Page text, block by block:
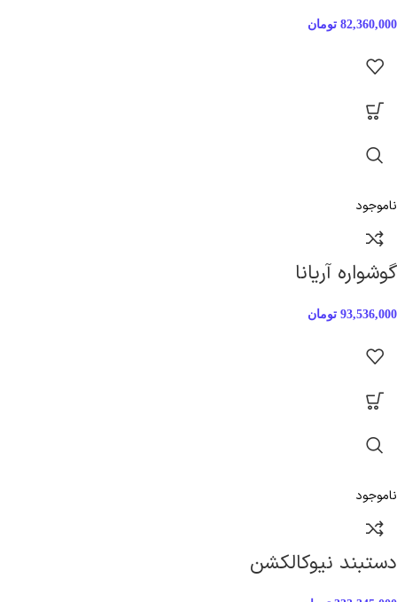
82,360,000 تومان
ناموجود
گوشواره آریانا
93,536,000 تومان
ناموجود
دستبند نیوکالکشن